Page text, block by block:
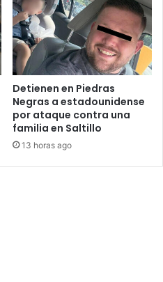
Detienen en Piedras
Negras a estadounidense
por ataque contra una
familia en Saltillo
13 horas ago